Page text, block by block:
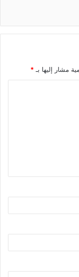
مشار إليها بـ *